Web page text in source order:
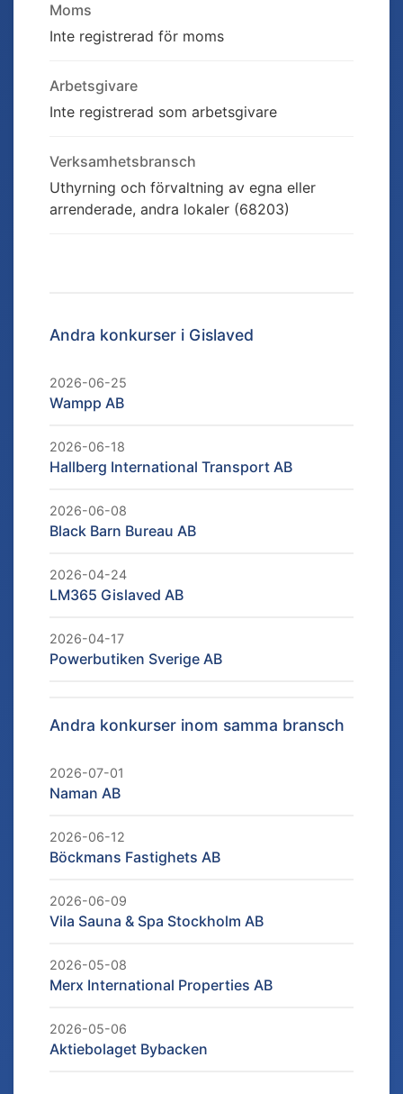
Moms
Inte registrerad för moms
Arbetsgivare
Inte registrerad som arbetsgivare
Verksamhetsbransch
Uthyrning och förvaltning av egna eller
arrenderade, andra lokaler (68203)
Andra konkurser i Gislaved
2026-06-25
Wampp AB
2026-06-18
Hallberg International Transport AB
2026-06-08
Black Barn Bureau AB
2026-04-24
LM365 Gislaved AB
2026-04-17
Powerbutiken Sverige AB
Andra konkurser inom samma bransch
2026-07-01
Naman AB
2026-06-12
Böckmans Fastighets AB
2026-06-09
Vila Sauna & Spa Stockholm AB
2026-05-08
Merx International Properties AB
2026-05-06
Aktiebolaget Bybacken